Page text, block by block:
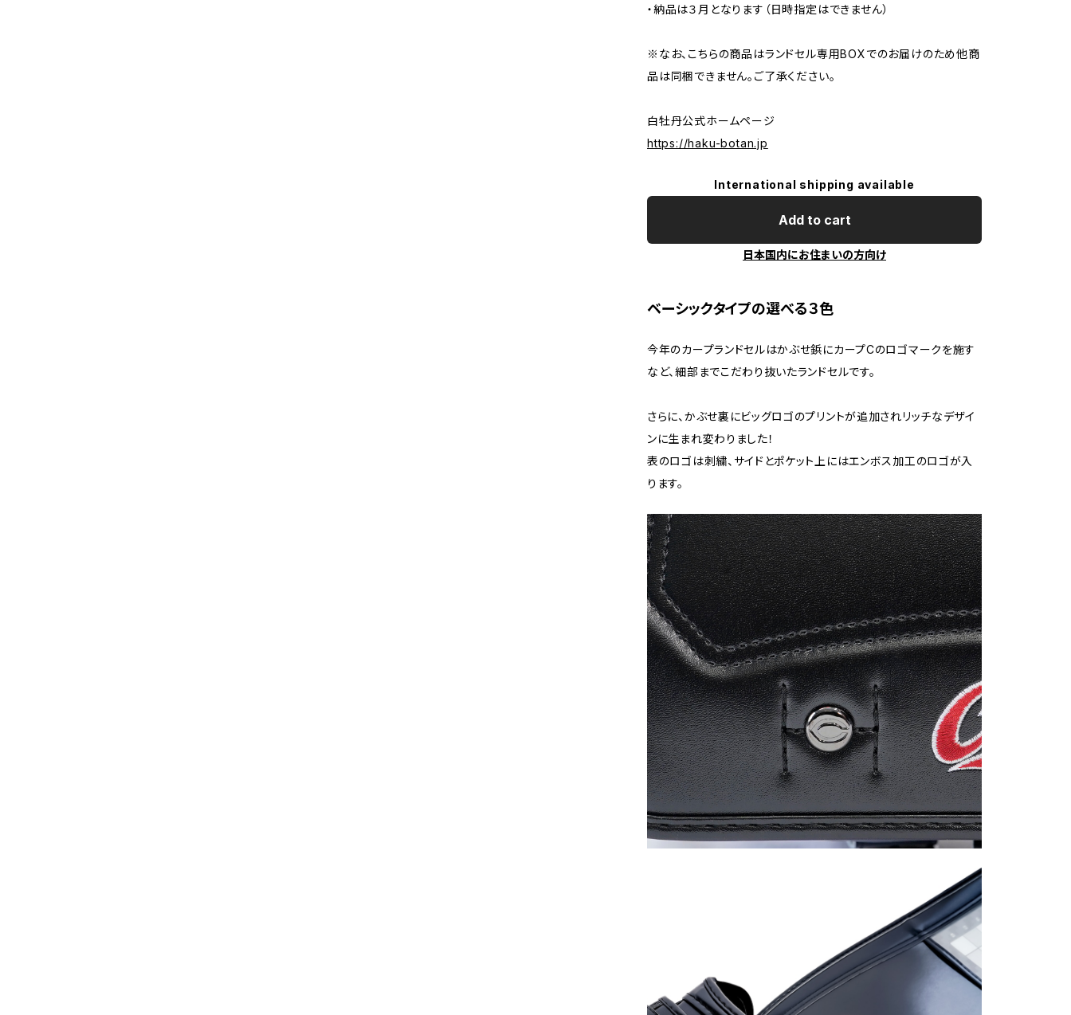
・納品は３月となります（日時指定はできません）
※なお、こちらの商品はランドセル専用BOXでのお届けのため他商
品は同梱できません。ご了承ください。
白牡丹公式ホームページ
https://haku-botan.jp
International shipping available
Add to cart
日本国内にお住まいの方向け
ベーシックタイプの選べる３色
今年のカープランドセルはかぶせ鋲にカープCのロゴマークを施す
など、細部までこだわり抜いたランドセルです。
さらに、かぶせ裏にビッグロゴのプリントが追加されリッチなデザイ
ンに生まれ変わりました！
表のロゴは刺繍、サイドとポケット上にはエンボス加工のロゴが入
ります。